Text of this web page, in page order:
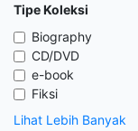
Tipe Koleksi
Biography
CD/DVD
e-book
Fiksi
Lihat Lebih Banyak